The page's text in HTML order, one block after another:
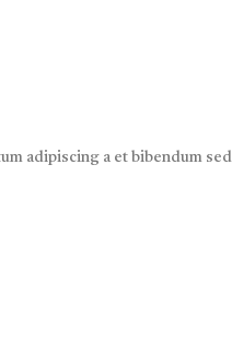
adipiscing a et bibendum